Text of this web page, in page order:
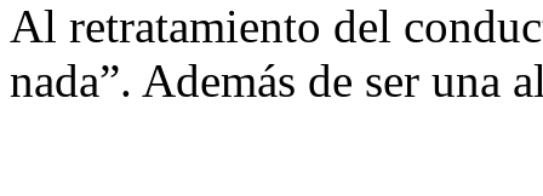
Al retratamiento del
nada”. Además de ser una